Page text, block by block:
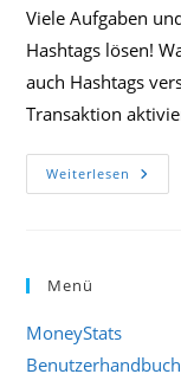
Viele Aufgaben
Hashtags lösen!
auch Hashtags
Transaktion
Weiterlesen Die
Macht
Menü
MoneyStats
Benutzerhandbuch